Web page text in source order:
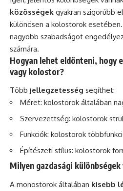
közösségek gyakran szigorúbb
különösen a kolostorok
nagyobb szabadságot
számára.
Hogyan lehet eldönteni, hogy
vagy kolostor?
Több jellegzetesség segíthet:
Méret: kolostorok általában
Szervezettség: kolostorok
Funkciók: kolostorok
Építészeti stílus: kolostorok
Milyen gazdasági különbségek
A monostorok általában kisebb